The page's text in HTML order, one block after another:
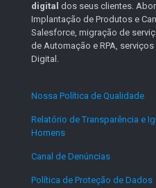
digital dos seus clientes.
Implantação de Produtos e
Salesforce, migração de
de Automação e RPA,
Digital.
Nossa Política de Qualidade
Relatório de Transparência e
Homens
Canal de Denúncias
Política de Proteção de Dados